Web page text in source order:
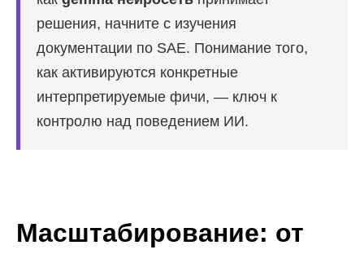
решения, начните с изучения
документации по SAE. Понимание того,
как активируются конкретные
интерпретируемые фичи, — ключ к
контролю над поведением ИИ.
Масштабирование: от